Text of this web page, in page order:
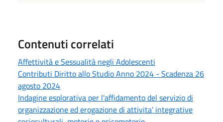
Contenuti correlati
Affettività e Sessualità negli Adolescenti
Contributi Diritto allo Studio Anno 2024 - Scadenza 26
agosto 2024
Indagine esplorativa per l'affidamento del servizio di
organizzazione ed erogazione di attivita' integrative